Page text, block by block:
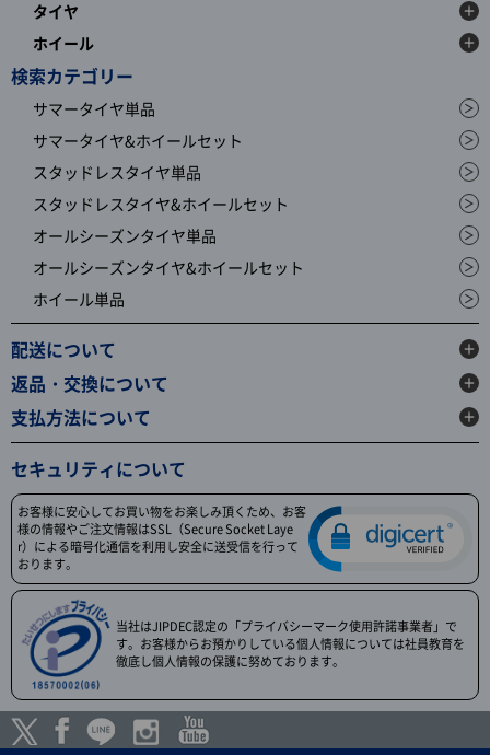
タイヤ
ホイール
検索カテゴリー
サマータイヤ単品
サマータイヤ&ホイールセット
スタッドレスタイヤ単品
スタッドレスタイヤ&ホイールセット
オールシーズンタイヤ単品
オールシーズンタイヤ&ホイールセット
ホイール単品
配送について
返品・交換について
支払方法について
セキュリティについて
お客様に安心してお買い物をお楽しみ頂くため、お客
様の情報やご注文情報はSSL（Secure Socket Laye
r）による暗号化通信を利用し安全に送受信を行って
おります。
当社はJIPDEC認定の「プライバシーマーク使用許諾事業者」で
す。お客様からお預かりしている個人情報については社員教育を
徹底し個人情報の保護に努めております。